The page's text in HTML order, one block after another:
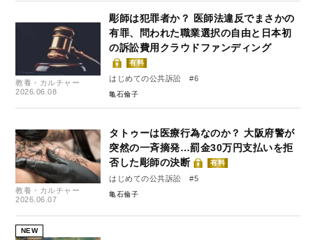
教養・カルチャー
2026.06.08
彫師は犯罪者か？ 医師法違反でまさかの
有罪、問われた職業選択の自由と日本初
の訴訟費用クラウドファンディング
有料
はじめての公共訴訟 #6
亀石倫子
教養・カルチャー
2026.06.07
タトゥーは医療行為なのか？ 大阪府警が
突然の一斉摘発…罰金30万円支払いを拒
否した彫師の決断
有料
はじめての公共訴訟 #5
亀石倫子
NEW